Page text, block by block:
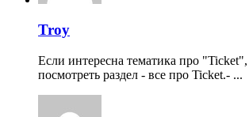
Troy
Если интересна тематика про
посмотреть раздел - все про Ticket.- ...